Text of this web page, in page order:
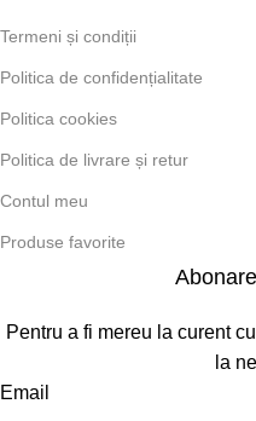
Termeni și condiții
Politica de confidențialitate
Politica cookies
Politica de livrare și retur
Contul meu
Produse favorite
Pentru a fi mereu la curent
la
Email